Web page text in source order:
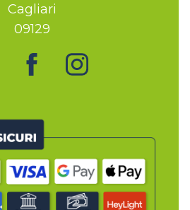
Cagliari
09129